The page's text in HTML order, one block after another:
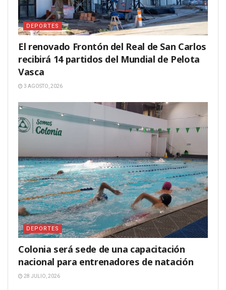
DEPORTES
El renovado Frontón del Real de San Carlos
recibirá 14 partidos del Mundial de Pelota
Vasca
3 AGOSTO, 2026
DEPORTES
Colonia será sede de una capacitación
nacional para entrenadores de natación
28 JULIO, 2026